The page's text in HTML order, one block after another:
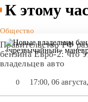
К этому
Общество
Правительство РФ
бензина Евро-2: что
владельцев авто
0 17:00, 06